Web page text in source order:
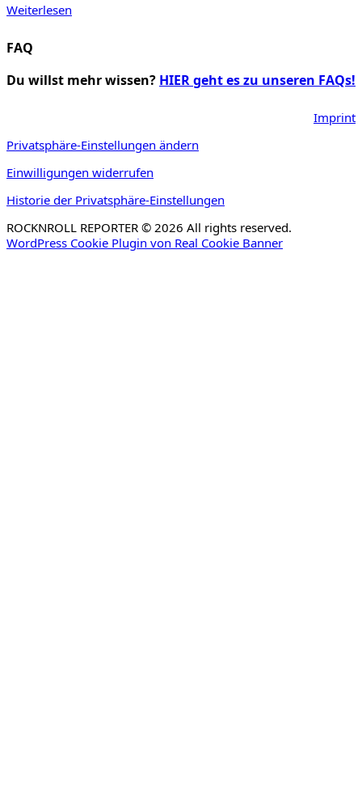
Weiterlesen
FAQ
Du willst mehr wissen? HIER geht es zu unseren FAQs!
Imprint
Privatsphäre-Einstellungen ändern
Einwilligungen widerrufen
Historie der Privatsphäre-Einstellungen
ROCKNROLL REPORTER © 2026 All rights reserved.
WordPress Cookie Plugin von Real Cookie Banner